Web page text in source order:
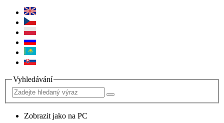
Vyhledávání
Zobrazit jako na PC